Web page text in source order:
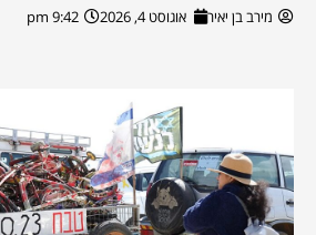
מירב בן יאיר אוגוסט 4, 2026 9:42 pm